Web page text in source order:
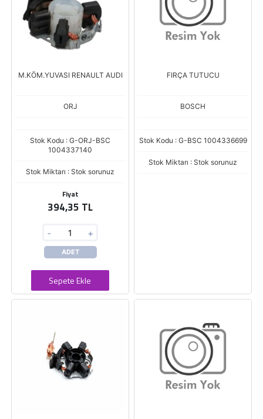
M.KÖM.YUVASI RENAULT AUDI
ORJ
Stok Kodu : G-ORJ-BSC
1004337140
Stok Miktarı : Stok sorunuz
Fiyat
394,35 TL
- +
ADET
Sepete Ekle
FIRÇA TUTUCU
BOSCH
Stok Kodu : G-BSC 1004336699
Stok Miktarı : Stok sorunuz